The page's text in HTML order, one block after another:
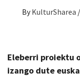
By KulturSharea /
Eleberri proiektu
izango dute